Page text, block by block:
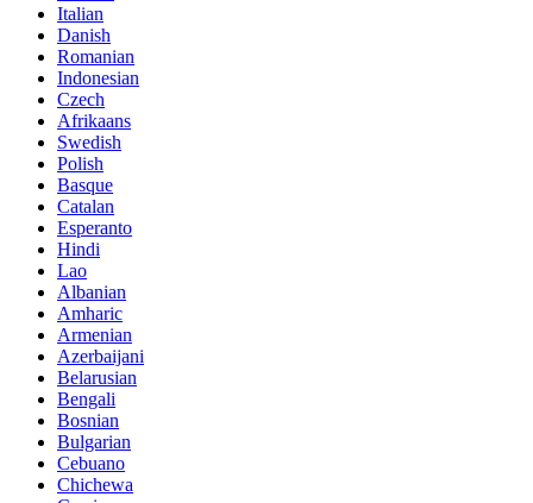
Italian
Danish
Romanian
Indonesian
Czech
Afrikaans
Swedish
Polish
Basque
Catalan
Esperanto
Hindi
Lao
Albanian
Amharic
Armenian
Azerbaijani
Belarusian
Bengali
Bosnian
Bulgarian
Cebuano
Chichewa